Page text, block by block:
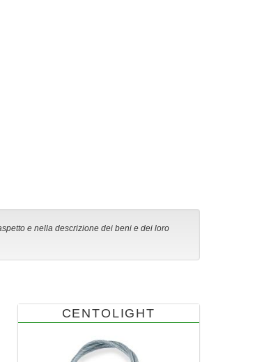
e nella descrizione dei beni e dei loro
CENTOLIGHT